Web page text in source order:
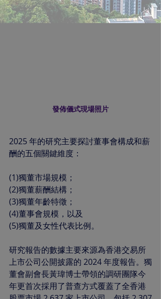
發佈儀式現場照片
2025 年的研究主要探討董事會構成和薪
酬的五個關鍵維度：
(1)獨董市場規模；
(2)獨董薪酬結構；
(3)獨董年齡特徵；
(4)董事會規模，以及
(5)獨董及女性代表比例。
研究報告的數據主要來源為香港交易所
上市公司公開披露的 2024 年度報告。獨
董會副會長黃瑋博士帶領的調研團隊今
年更首次採用了普查方式覆蓋了全香港